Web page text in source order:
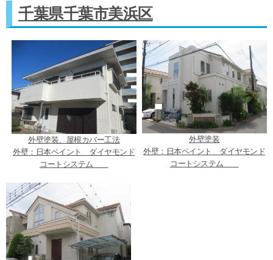
千葉県千葉市美浜区
外壁塗装、屋根カバー工法
外壁：日本ペイント ダイヤモンド
コートシステム
外壁塗装
外壁：日本ペイント ダイヤモンド
コートシステム